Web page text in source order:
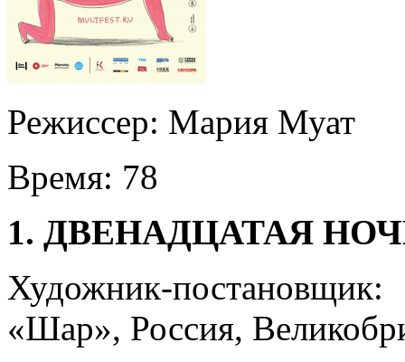
Режиссер: Мария Муат
Время: 78
1. ДВЕНАДЦАТАЯ
Художник-
«Шар», Россия,